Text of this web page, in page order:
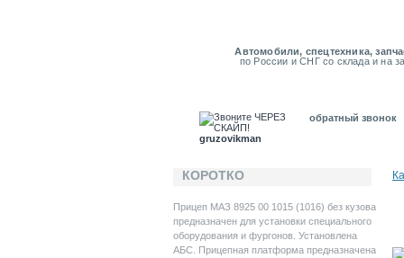
Автомобили, спецтехника,
по России и СНГ со склада и на
gruzovikman
обратный звонок
КОРОТКО
Прицеп МАЗ 8925 00 1015 (1016) без кузова
предназначен для установки специального
оборудования и фургонов. Установлена
АБС. Прицепная платформа предназначена